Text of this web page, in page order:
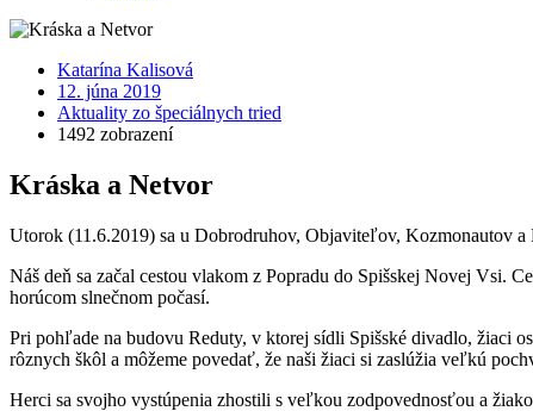
Katarína Kalisová
12. júna 2019
Aktuality zo špeciálnych tried
1492 zobrazení
Kráska a Netvor
Utorok (11.6.2019) sa u Dobrodruhov, Objaviteľov, Kozmonautov
Náš deň sa začal cestou vlakom z Popradu do Spišskej Novej Vsi.
horúcom slnečnom počasí.
Pri pohľade na budovu Reduty, v ktorej sídli Spišské divadlo, žiaci
rôznych škôl a môžeme povedať, že naši žiaci si zaslúžia veľkú
Herci sa svojho vystúpenia zhostili s veľkou zodpovednosťou a